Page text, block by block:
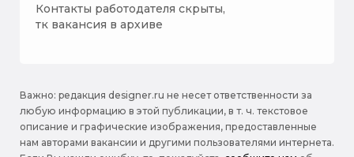
Контакты работодателя скрыты,
тк вакансия в архиве
Важно: pедакция designer.ru не несет ответственности за
любую информацию в этой публикации, в т. ч. текстовое
описание и графические изображения, предоставленные
нам авторами вакансии и другими пользователями интернета.